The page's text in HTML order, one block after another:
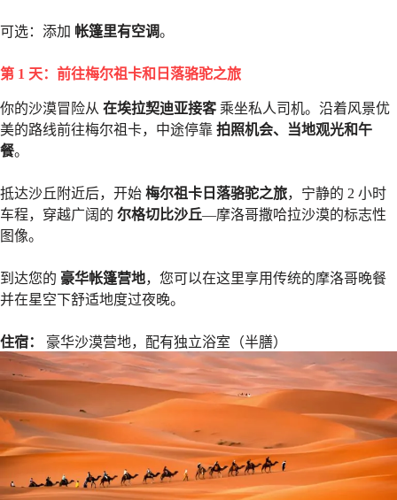
可选：添加 帐篷里有空调。
第 1 天：前往梅尔祖卡和日落骆驼之旅
你的沙漠冒险从 在埃拉契迪亚接客 乘坐私人司机。沿着风景优
美的路线前往梅尔祖卡，中途停靠 拍照机会、当地观光和午
餐。
抵达沙丘附近后，开始 梅尔祖卡日落骆驼之旅，宁静的 2 小时
车程，穿越广阔的 尔格切比沙丘—摩洛哥撒哈拉沙漠的标志性
图像。
到达您的 豪华帐篷营地，您可以在这里享用传统的摩洛哥晚餐
并在星空下舒适地度过夜晚。
住宿： 豪华沙漠营地，配有独立浴室（半膳）